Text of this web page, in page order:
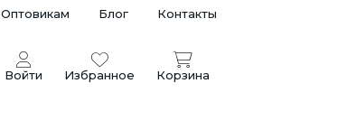
Оптовикам Блог Контакты
Войти Избранное Корзина